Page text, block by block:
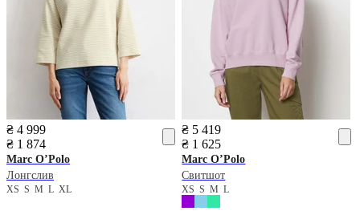
₴ 4 999
₴ 1 874
Marc O’Polo
Лонгслив
XS S M L XL
₴ 5 419
₴ 1 625
Marc O’Polo
Свитшот
XSSML